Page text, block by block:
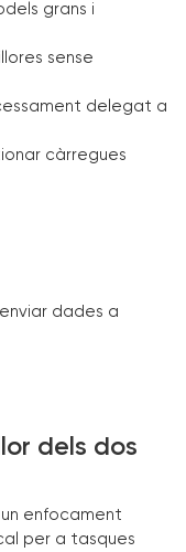
grans i
sense
delegat a
càrregues
dades a
dels dos
enfocament
per a tasques